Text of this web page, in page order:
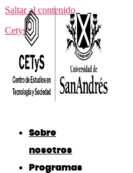
Saltar al contenido
Cetys
Sobre
nosotros
Programas